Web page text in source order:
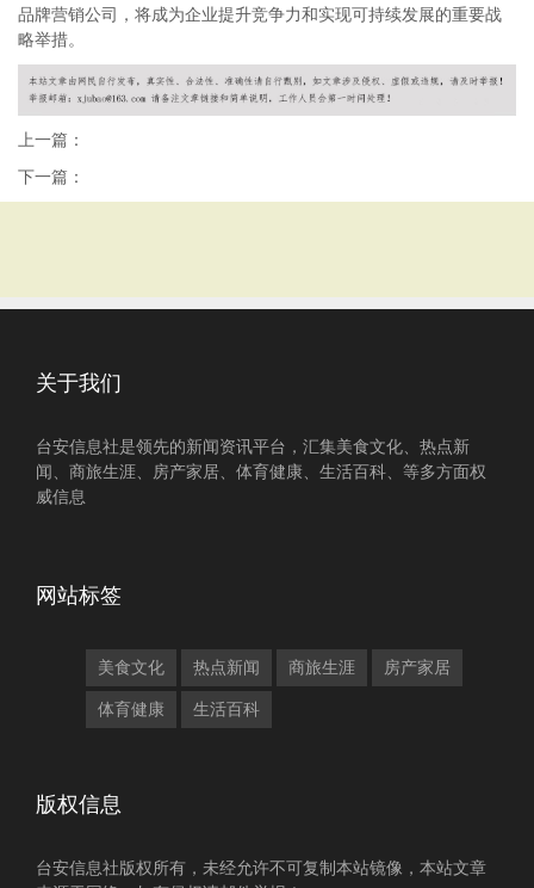
品牌营销公司，将成为企业提升竞争力和实现可持续发展的重要战
略举措。
上一篇：
下一篇：
关于我们
台安信息社是领先的新闻资讯平台，汇集美食文化、热点新
闻、商旅生涯、房产家居、体育健康、生活百科、等多方面权
威信息
网站标签
美食文化 热点新闻 商旅生涯 房产家居
体育健康 生活百科
版权信息
台安信息社版权所有，未经允许不可复制本站镜像，本站文章